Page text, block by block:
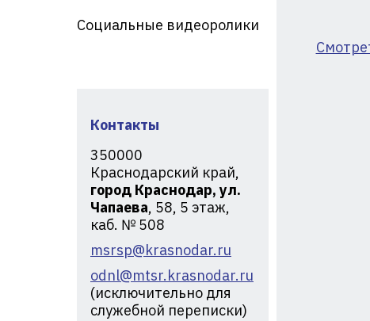
Социальные видеоролики
Контакты
350000
Краснодарский край,
город Краснодар, ул.
Чапаева, 58, 5 этаж,
каб. № 508
msrsp@krasnodar.ru
odnl@mtsr.krasnodar.ru
(исключительно для
служебной переписки)